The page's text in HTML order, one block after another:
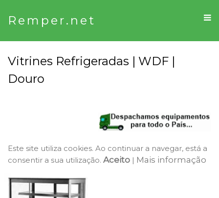
Remper.net
Vitrines Refrigeradas | WDF |
Douro
Este site utiliza cookies. Ao continuar a navegar, está a
consentir a sua utilização. Aceito | Mais informação